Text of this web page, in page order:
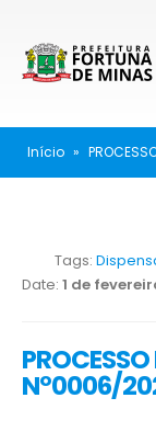
Início »
Tags:
Date: 1 de
Nº0006/